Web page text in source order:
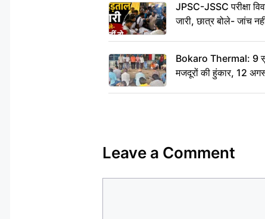
JPSC-JSSC परीक्षा
जारी, छात्र बोले- जांच
Bokaro Thermal: 9
मजदूरों की हुंकार, 12
Leave a Comment